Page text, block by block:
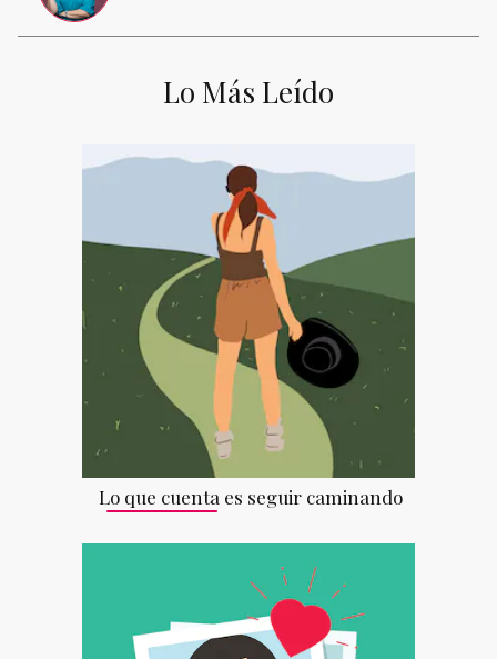
Lo Más Leído
Lo que cuenta es seguir caminando